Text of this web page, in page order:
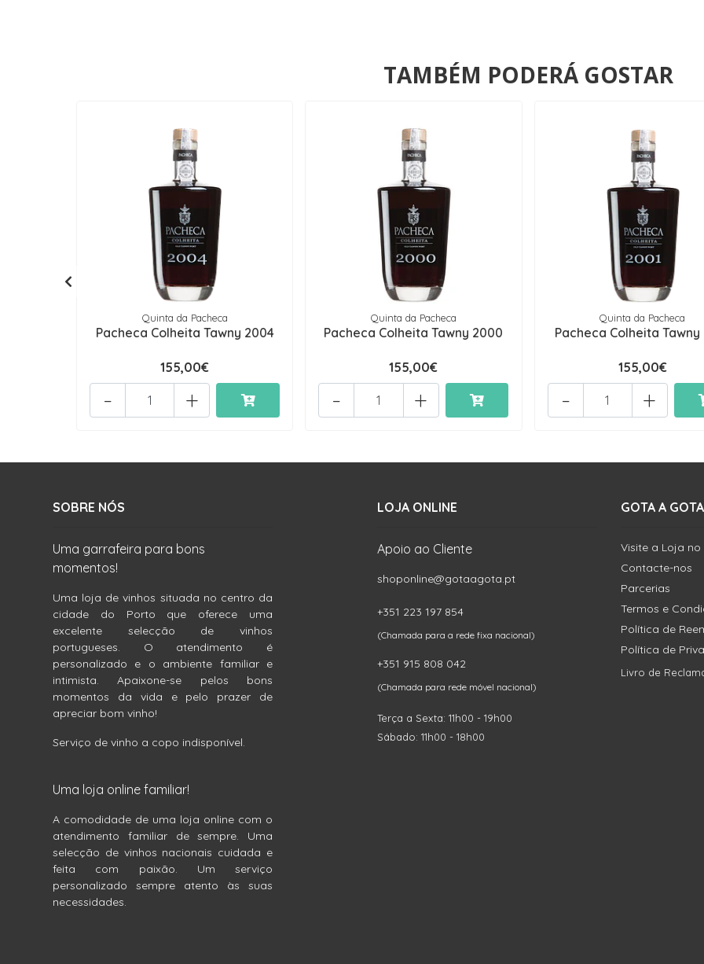
TAMBÉM PODERÁ GOSTAR
Quinta da Pacheca
Pacheca Colheita Tawny 2004
155,00€
+
-
Quinta da Pacheca
Pacheca Colheita Tawny 2000
155,00€
+
-
Quinta da Pacheca
Pacheca Colheita Tawny
155,00€
+
-
SOBRE NÓS
Uma garrafeira para bons
momentos!
Uma loja de vinhos situada no centro da
cidade do Porto que oferece uma
excelente selecção de vinhos
portugueses. O atendimento é
personalizado e o ambiente familiar e
intimista. Apaixone-se pelos bons
momentos da vida e pelo prazer de
apreciar bom vinho!
Serviço de vinho a copo indisponível.
Uma loja online familiar!
A comodidade de uma loja online com o
atendimento familiar de sempre. Uma
selecção de vinhos nacionais cuidada e
feita com paixão. Um serviço
personalizado sempre atento às suas
necessidades.
LOJA ONLINE
Apoio ao Cliente
shoponline@gotaagota.pt
+351 223 197 854
(Chamada para a rede fixa nacional)
+351 915 808 042
(Chamada para rede móvel nacional)
Terça a Sexta: 11h00 - 19h00
Sábado: 11h00 - 18h00
GOTA A
Visite a Loja
Contacte-nos
Parcerias
Termos e
Política de
Política de
Livro de